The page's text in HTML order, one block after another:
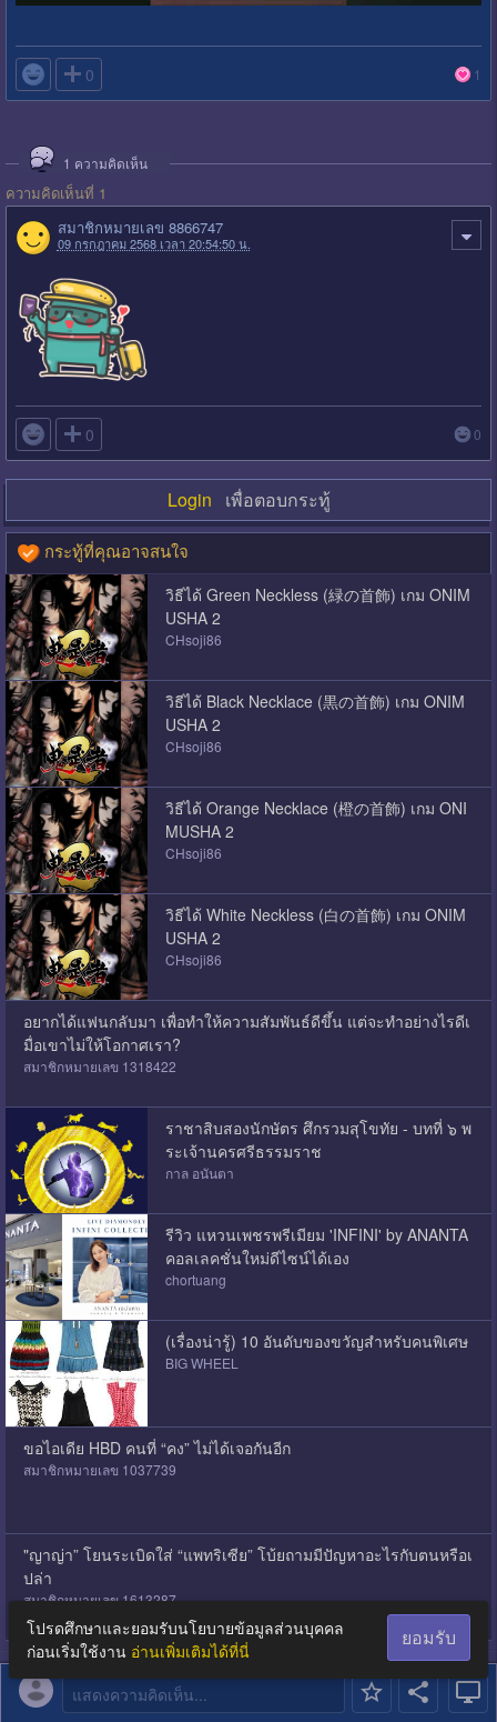
 0 1
1 ความคิดเห็น
ความคิดเห็นที่ 1
สมาชิกหมายเลข 8866747
09 กรกฎาคม 2568 เวลา 20:54:50 น.
 0 0
Login เพื่อตอบกระทู้
แสดงความคิดเห็น...
กระทู้ที่คุณอาจสนใจ
วิธีได้ Green Neckless (緑の首飾) เกม ONIM
USHA 2
CHsoji86
วิธีได้ Black Necklace (黒の首飾) เกม ONIM
USHA 2
CHsoji86
วิธีได้ Orange Necklace (橙の首飾) เกม ONI
MUSHA 2
CHsoji86
วิธีได้ White Neckless (白の首飾) เกม ONIM
USHA 2
CHsoji86
อยากได้แฟนกลับมา เพื่อทำให้ความสัมพันธ์ดีขึ้น แต่จะทำอย่างไรดีเ
มื่อเขาไม่ให้โอกาศเรา?
สมาชิกหมายเลข 1318422
ราชาสิบสองนักษัตร ศึกรวมสุโขทัย - บทที่ ๖ พ
ระเจ้านครศรีธรรมราช
กาล อนันตา
รีวิว แหวนเพชรพรีเมียม 'INFINI' by ANANTA
คอลเลคชั่นใหม่ดีไซน์ได้เอง
chortuang
(เรื่องน่ารู้) 10 อันดับของขวัญสำหรับคนพิเศษ
BIG WHEEL
ขอไอเดีย HBD คนที่ “คง” ไม่ได้เจอกันอีก
สมาชิกหมายเลข 1037739
"ญาญ่า” โยนระเบิดใส่ “แพทริเซีย” โบ้ยถามมีปัญหาอะไรกับตนหรือเ
ปล่า
สมาชิกหมายเลข 1613287
โปรดศึกษาและยอมรับนโยบายข้อมูลส่วนบุคคล
ก่อนเริ่มใช้งาน อ่านเพิ่มเติมได้ที่นี่
ยอมรับ